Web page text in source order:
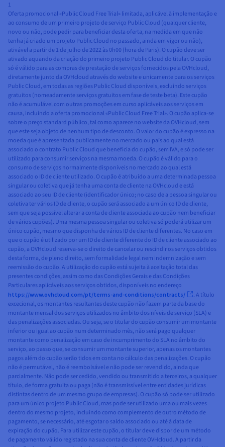
1
Oferta promocional «Public Cloud Free Trial» limitada, aplicável à implementação e
ao consumo de um primeiro projeto de serviço Public Cloud (qualquer cliente,
novo ou não, pode pedir para beneficiar desta oferta, na medida em que não
tenha já criado um projeto Public Cloud no passado, ainda em vigor ou não),
ativável a partir de 1 de julho de 2022 às 0h00 (hora de Paris). O cupão deve ser
ativado aquando da criação do primeiro projeto Public Cloud do titular. O cupão
só é válido para as compras de prestação de serviços fornecidos pela OVHcloud,
diretamente junto da OVHcloud através do website e unicamente para os serviços
Public Cloud, em todas as regiões Public Cloud disponíveis, excluindo serviços
gratuitos (nomeadamente serviços gratuitos em fase de teste beta). Este cupão
não é acumulável com outras promoções em curso aplicáveis aos serviços em
causa, incluindo a oferta promocional «Public Cloud Free Trial». O cupão aplica-se
sobre o preço standard público, tal como aparece no website da OVHcloud, sem
que este seja objeto de nenhum tipo de desconto. O valor do cupão é expresso na
moeda que é apresentada publicamente no mercado ou país ao qual está
associado o contrato Public Cloud que beneficia do cupão, sem IVA, e só pode ser
utilizado para consumir serviços na mesma moeda. O cupão é válido para o
consumo de serviços normalmente disponíveis no mercado ao qual está
associado o ID de cliente utilizado. O cupão é atribuído a uma determinada pessoa
singular ou coletiva que já tenha uma conta de cliente na OVHcloud e está
associado ao seu ID de cliente (identificador único; no caso de a pessoa singular ou
coletiva ter vários ID de cliente, o cupão será associado a um único ID de cliente,
sem que seja possível alterar a conta de cliente associada ao cupão nem beneficiar
de vários cupões). Uma mesma pessoa singular ou coletiva só poderá utilizar um
único cupão, mesmo que disponha de vários ID de cliente diferentes. No caso em
que o cupão é utilizado por um ID de cliente diferente do ID de cliente associado ao
cupão, a OVHcloud reserva-se o direito de cancelar ou rescindir os serviços obtidos
desta forma, de pleno direito, sem formalidade legal nem indemnização e sem
reemissão do cupão. A utilização do cupão está sujeita à aceitação total das
presentes condições, assim como das Condições Gerais e das Condições
Particulares aplicáveis aos serviços obtidos, disponíveis no endereço
https://www.ovhcloud.com/pt/terms-and-conditions/contracts/
. A título
excecional, os montantes resultantes deste cupão não fazem parte da base do
montante mensal dos serviços utilizados no âmbito dos níveis de serviço (SLA) e
das penalizações associadas. Ou seja, se o titular do cupão consumir um montante
inferior ou igual ao cupão num determinado mês, não será pago qualquer
montante como penalização em caso de incumprimento do SLA no âmbito do
serviço, ao passo que, se consumir um montante superior, apenas os montantes
pagos além do cupão serão tidos em conta no cálculo das penalizações. O cupão
não é permutável, não é reembolsável e não pode ser revendido, ainda que
parcialmente. Não pode ser cedido, vendido ou transmitido a terceiros, a qualquer
título, de forma gratuita ou paga (não é transmissível entre entidades jurídicas
distintas dentro de um mesmo grupo de empresas). O cupão só pode ser utilizado
para um único projeto Public Cloud, mas pode ser utilizado uma ou mais vezes
dentro do mesmo projeto, incluindo como complemento de outro método de
pagamento, se necessário, até esgotar o saldo associado ou até à data de
expiração do cupão. Para utilizar este cupão, o titular deve dispor de um método
de pagamento válido registado na sua conta de cliente OVHcloud. A partir da